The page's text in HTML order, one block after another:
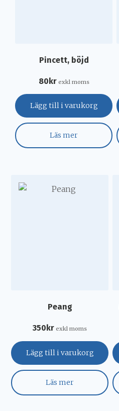
Pincett, böjd
80kr exkl moms
Lägg till i varukorg
Läs mer
Peang
350 kr exkl moms
Lägg till i varukorg
Läs mer